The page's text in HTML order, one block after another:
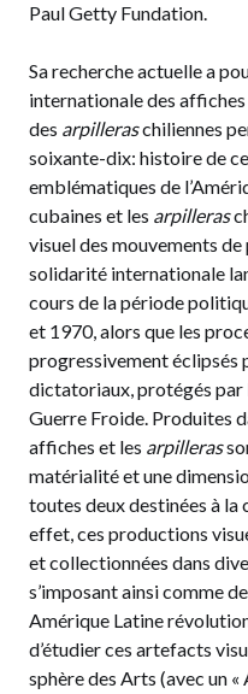
Paul Getty Fundation.
Sa recherche actuelle a
internationale des
des arpilleraschiliennes
soixante-dix: histoire de
emblématiques de
cubaines et les arpilleras
visuel des mouvements
solidarité internationale
cours de la période
et 1970, alors que les
progressivement éclipsés
dictatoriaux, protégés par
Guerre Froide. Produites
affiches et les arpilleras
matérialité et une
toutes deux destinées à
effet, ces productions
et collectionnées dans
s’imposant ainsi comme
Amérique Latine
d’étudier ces artefacts
sphère des Arts (avec un